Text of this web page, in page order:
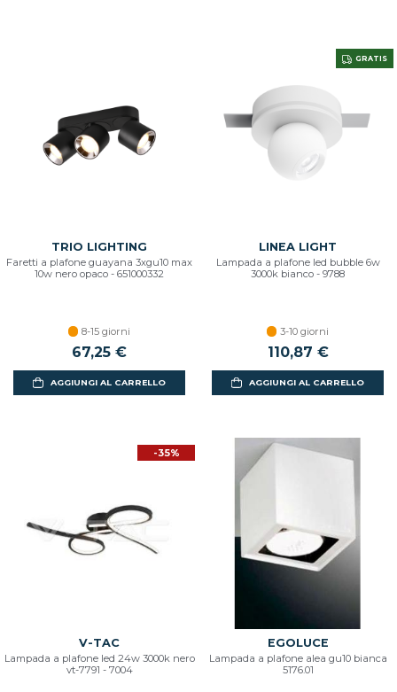
TRIO LIGHTING
Faretti a plafone guayana 3xgu10 max
10w nero opaco - 651000332
8-15 giorni
67,25 €
AGGIUNGI AL CARRELLO
GRATIS
LINEA LIGHT
Lampada a plafone led bubble 6w
3000k bianco - 9788
3-10 giorni
110,87 €
AGGIUNGI AL CARRELLO
-35%
V-TAC
Lampada a plafone led 24w 3000k nero
vt-7791 - 7004
EGOLUCE
Lampada a plafone alea gu10 bianca
5176.01